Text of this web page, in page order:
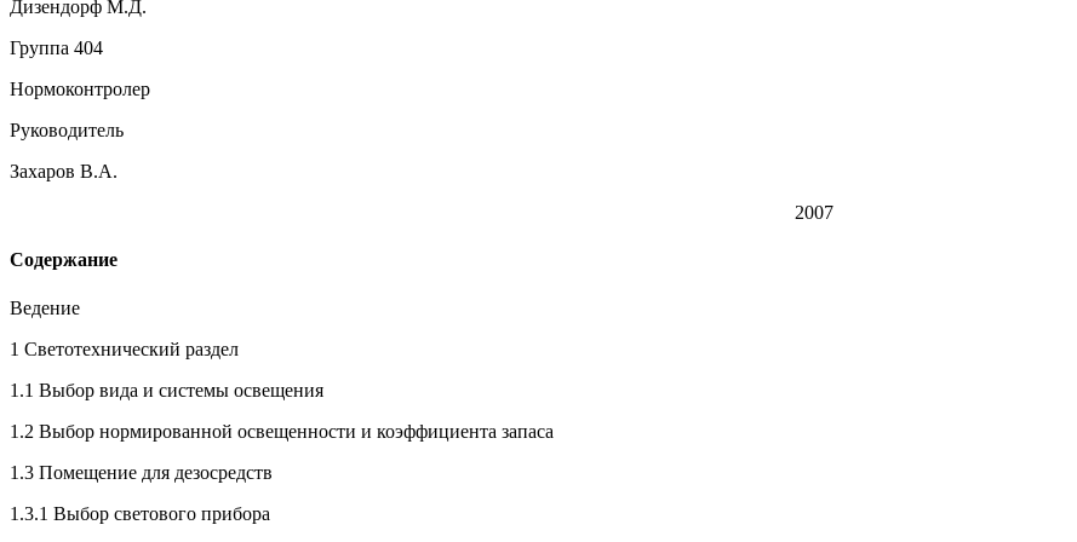
Дизендорф М.Д.
Группа 404
Нормоконтролер
Руководитель
Захаров В.А.
2007
Содержание
Ведение
1 Светотехнический раздел
1.1 Выбор вида и системы освещения
1.2 Выбор нормированной освещенности и коэффициента запаса
1.3 Помещение для дезосредств
1.3.1 Выбор светового прибора